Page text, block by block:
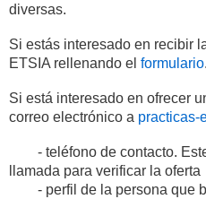
diversas.
Si estás interesado en recibir
ETSIA rellenando el formulario.
Si está interesado en ofrecer
correo electrónico a practicas-
- teléfono de contacto. Este
llamada para verificar la oferta
- perfil de la persona que